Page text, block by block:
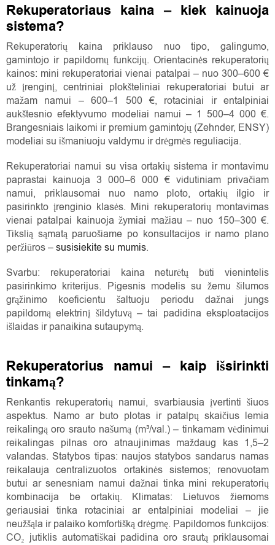
Rekuperatoriaus kaina – kiek kainuoja
sistema?
Rekuperatorių kaina priklauso nuo tipo, galingumo,
gamintojo ir papildomų funkcijų. Orientacinės rekuperatorių
kainos: mini rekuperatoriai vienai patalpai – nuo 300–600 €
už įrenginį, centriniai plokšteliniai rekuperatoriai butui ar
mažam namui – 600–1 500 €, rotaciniai ir entalpiniai
aukštesnio efektyvumo modeliai namui – 1 500–4 000 €.
Brangesniais laikomi ir premium gamintojų (Zehnder, ENSY)
modeliai su išmaniuoju valdymu ir drėgmės reguliacija.
Rekuperatoriai namui su visa ortakių sistema ir montavimu
paprastai kainuoja 3 000–6 000 € vidutiniam privačiam
namui, priklausomai nuo namo ploto, ortakių ilgio ir
pasirinkto įrenginio klasės. Mini rekuperatorių montavimas
vienai patalpai kainuoja žymiai mažiau – nuo 150–300 €.
Tikslią sąmatą paruošiame po konsultacijos ir namo plano
peržiūros –susisiekite su mumis.
Svarbu: rekuperatoriai kaina neturėtų būti vienintelis
pasirinkimo kriterijus. Pigesnis modelis su žemu šilumos
grąžinimo koeficientu šaltuoju periodu dažnai jungs
papildomą elektrinį šildytuvą – tai padidina eksploatacijos
išlaidas ir panaikina sutaupymą.
Rekuperatorius namui – kaip išsirinkti
tinkamą?
Renkantis rekuperatorių namui, svarbiausia įvertinti šiuos
aspektus. Namo ar buto plotas ir patalpų skaičius lemia
reikalingą oro srauto našumą (m³/val.) – tinkamam vėdinimui
reikalingas pilnas oro atnaujinimas maždaug kas 1,5–2
valandas. Statybos tipas: naujos statybos sandarus namas
reikalauja centralizuotos ortakinės sistemos; renovuotam
butui ar senesniam namui dažnai tinka mini rekuperatorių
kombinacija be ortakių. Klimatas: Lietuvos žiemoms
geriausiai tinka rotaciniai ar entalpiniai modeliai – jie
neužšąla ir palaiko komfortišką drėgmę. Papildomos funkcijos:
CO₂ jutiklis automatiškai padidina oro srautą priklausomai